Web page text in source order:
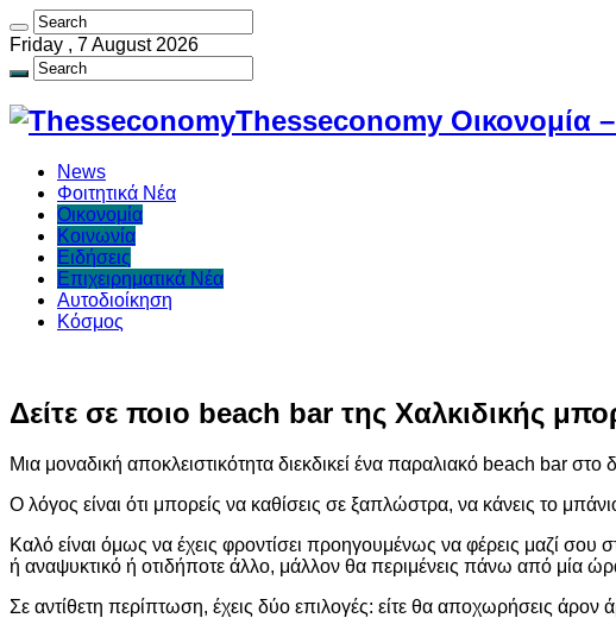
Friday , 7 August 2026
Thesseconomy Οικονομία –
News
Φοιτητικά Νέα
Οικονομία
Κοινωνία
Ειδήσεις
Επιχειρηματικά Νέα
Αυτοδιοίκηση
Κόσμος
Δείτε σε ποιο beach bar της Χαλκιδικής
Μια μοναδική αποκλειστικότητα διεκδικεί ένα παραλιακό beach bar
Ο λόγος είναι ότι μπορείς να καθίσεις σε ξαπλώστρα, να κάνεις το
Καλό είναι όμως να έχεις φροντίσει προηγουμένως να φέρεις μαζί σου
ή αναψυκτικό ή οτιδήποτε άλλο, μάλλον θα περιμένεις πάνω από μία
Σε αντίθετη περίπτωση, έχεις δύο επιλογές: είτε θα αποχωρήσεις